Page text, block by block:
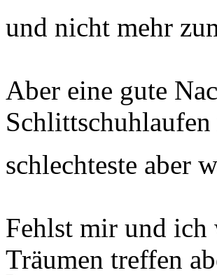
und nicht mehr
Aber eine gute
schlechteste aber
Fehlst mir und ich
Träumen treffen